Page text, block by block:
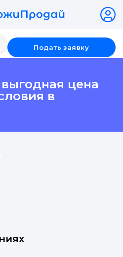
Подать заявку
цена
в